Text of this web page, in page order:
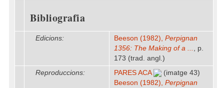
Bibliografia
Edicions: Beeson (1982), Perpignan
1356: The Making of a ... , p.
173 (trad. angl.)
Reproduccions:
PARES ACA
(imatge 43)
Beeson (1982), Perpignan